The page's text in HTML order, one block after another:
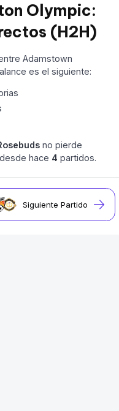
Olympic:
(H2H)
Adamstown
es el siguiente:
no pierde
desde hace 4 partidos.
Siguiente Partido